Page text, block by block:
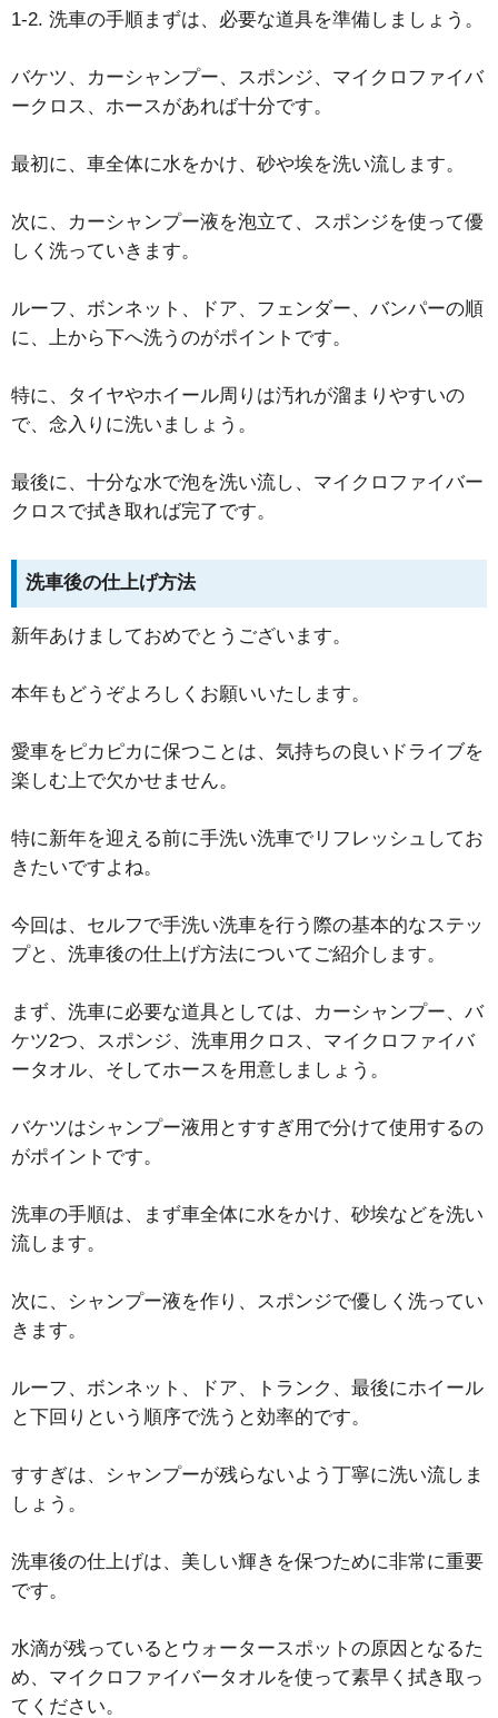
1-2. 洗車の手順まずは、必要な道具を準備しましょう。
バケツ、カーシャンプー、スポンジ、マイクロファイバ
ークロス、ホースがあれば十分です。
最初に、車全体に水をかけ、砂や埃を洗い流します。
次に、カーシャンプー液を泡立て、スポンジを使って優
しく洗っていきます。
ルーフ、ボンネット、ドア、フェンダー、バンパーの順
に、上から下へ洗うのがポイントです。
特に、タイヤやホイール周りは汚れが溜まりやすいの
で、念入りに洗いましょう。
最後に、十分な水で泡を洗い流し、マイクロファイバー
クロスで拭き取れば完了です。
洗車後の仕上げ方法
新年あけましておめでとうございます。
本年もどうぞよろしくお願いいたします。
愛車をピカピカに保つことは、気持ちの良いドライブを
楽しむ上で欠かせません。
特に新年を迎える前に手洗い洗車でリフレッシュしてお
きたいですよね。
今回は、セルフで手洗い洗車を行う際の基本的なステッ
プと、洗車後の仕上げ方法についてご紹介します。
まず、洗車に必要な道具としては、カーシャンプー、バ
ケツ2つ、スポンジ、洗車用クロス、マイクロファイバ
ータオル、そしてホースを用意しましょう。
バケツはシャンプー液用とすすぎ用で分けて使用するの
がポイントです。
洗車の手順は、まず車全体に水をかけ、砂埃などを洗い
流します。
次に、シャンプー液を作り、スポンジで優しく洗ってい
きます。
ルーフ、ボンネット、ドア、トランク、最後にホイール
と下回りという順序で洗うと効率的です。
すすぎは、シャンプーが残らないよう丁寧に洗い流しま
しょう。
洗車後の仕上げは、美しい輝きを保つために非常に重要
です。
水滴が残っているとウォータースポットの原因となるた
め、マイクロファイバータオルを使って素早く拭き取っ
てください。